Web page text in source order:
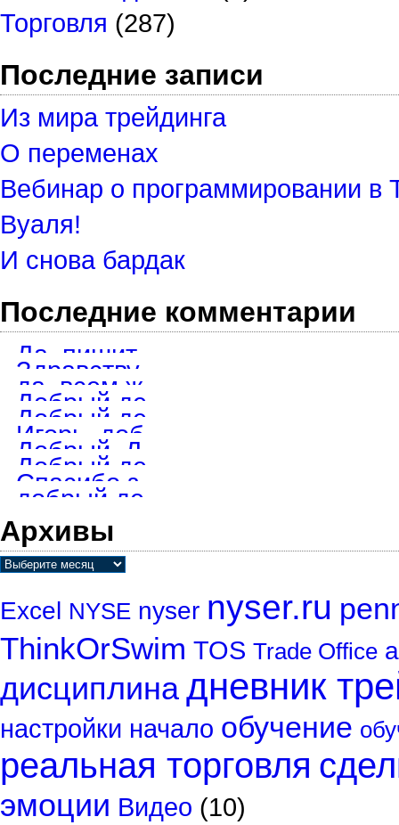
Торговля (287)
Последние записи
Из мира трейдинга
О переменах
Вебинар о программировании в
Вуаля!
И снова бардак
Последние комментарии
Архивы
Excel NYSE nyser nyser.ru
ThinkOrSwim TOS Trade Office
дисциплинадневник
настройки начало обучение
реальная торговля
эмоции Видео (10)